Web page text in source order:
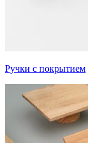
Ручки с покрытием